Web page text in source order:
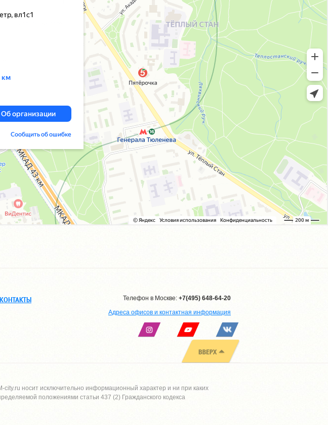
КОНТАКТЫ Телефон в Москве: +7(495) 648-64-20
Адреса офисов и контактная информация
city.ru носит исключительно информационный характер и ни при каких
положениями статьи 437 (2) Гражданского кодекса